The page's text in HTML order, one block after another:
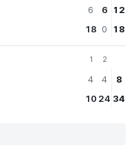
6
18
6
0
12
18
1
4
10
2
4
24
8
34